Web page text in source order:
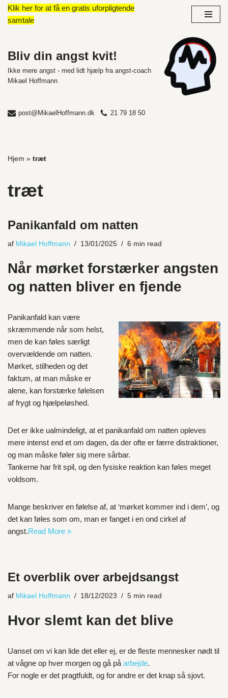
Spring
indhold
Klik her for at få en gratis uforpligtende
samtale
Bliv din angst kvit!
Ikke mere angst - med lidt hjælp fra angst-coach
Mikael Hoffmann
post@MikaelHoffmann.dk 21 79 18 50
Hjem » træt
træt
Panikanfald om natten
af Mikael Hoffmann 13/01/2025 6 min read
Når mørket forstærker angsten
og natten bliver en fjende
Panikanfald kan være
skræmmende når som helst,
men de kan føles særligt
overvældende om natten.
Mørket, stilheden og det
faktum, at man måske er
alene, kan forstærke følelsen
af frygt og hjælpeløshed.
Det er ikke ualmindeligt, at et panikanfald om natten opleves
mere intenst end et om dagen, da der ofte er færre distraktioner,
og man måske føler sig mere sårbar.
Tankerne har frit spil, og den fysiske reaktion kan føles meget
voldsom.
Mange beskriver en følelse af, at ‘mørket kommer ind i dem’, og
det kan føles som om, man er fanget i en ond cirkel af
angst.Read More »
Et overblik over arbejdsangst
af Mikael Hoffmann 18/12/2023 5 min read
Hvor slemt kan det blive
Uanset om vi kan lide det eller ej, er de fleste mennesker nødt til
at vågne op hver morgen og gå på arbejde.
For nogle er det pragtfuldt, og for andre er det knap så sjovt.